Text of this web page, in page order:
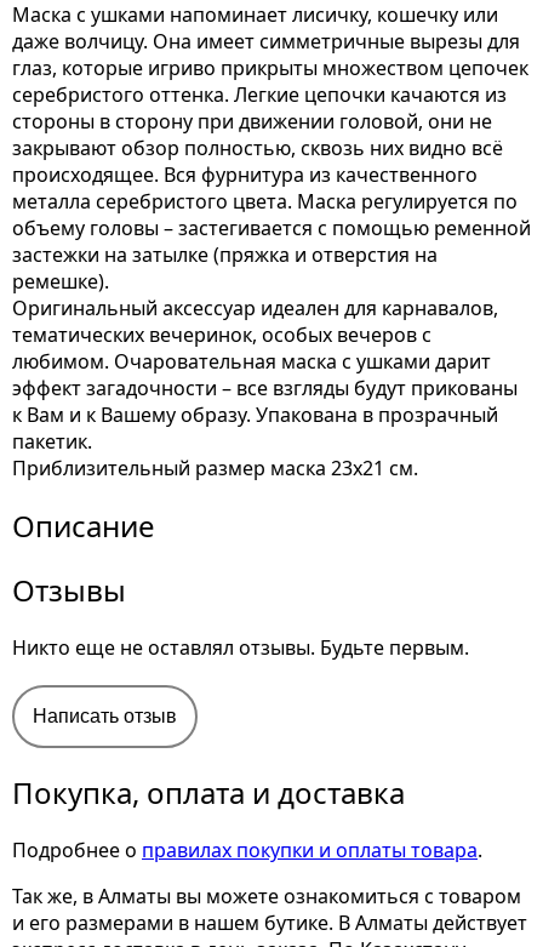
Маска с ушками напоминает лисичку, кошечку или
даже волчицу. Она имеет симметричные вырезы для
глаз, которые игриво прикрыты множеством цепочек
серебристого оттенка. Легкие цепочки качаются из
стороны в сторону при движении головой, они не
закрывают обзор полностью, сквозь них видно всё
происходящее. Вся фурнитура из качественного
металла серебристого цвета. Маска регулируется по
объему головы – застегивается с помощью ременной
застежки на затылке (пряжка и отверстия на
ремешке).
Оригинальный аксессуар идеален для карнавалов,
тематических вечеринок, особых вечеров с
любимом. Очаровательная маска с ушками дарит
эффект загадочности – все взгляды будут прикованы
к Вам и к Вашему образу. Упакована в прозрачный
пакетик.
Приблизительный размер маска 23х21 см.
Описание
Отзывы
Никто еще не оставлял отзывы. Будьте первым.
Написать отзыв
Покупка, оплата и доставка
Подробнее о правилах покупки и оплаты товара.
Так же, в Алматы вы можете ознакомиться с товаром
и его размерами в нашем бутике. В Алматы действует